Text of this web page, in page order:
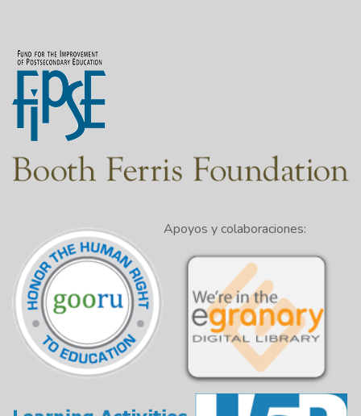
Apoyos y colaboraciones: